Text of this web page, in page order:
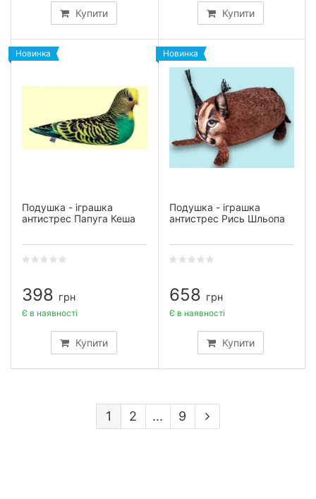
Купити Купити
Новинка
Подушка - іграшка
антистрес Папуга Кеша
398 грн
Купити
Є в наявності
Новинка
Подушка - іграшка
антистрес Рись Шльопа
658 грн
Купити
Є в наявності
1 2 ... 9